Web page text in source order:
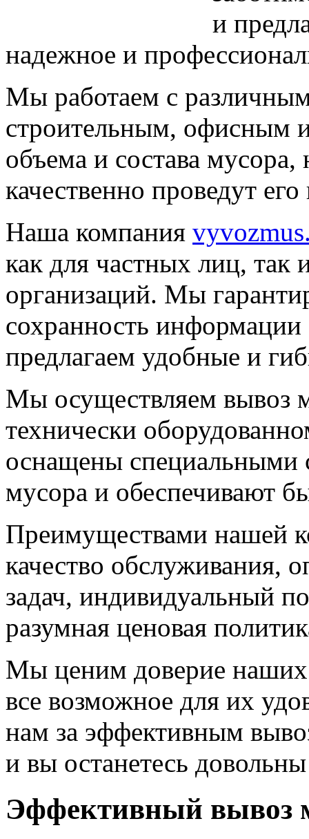
и
надежное и
Мы работаем с
строительным, офисным
объема и состава
качественно проведут
Наша компания
как для частных лиц, так
организаций. Мы
сохранность информации
предлагаем удобные и
Мы осуществляем вывоз
технически
оснащены специальными
мусора и обеспечивают
Преимуществами нашей
качество обслуживания,
задач, индивидуальный
разумная ценовая
Мы ценим доверие наших
все возможное для их
нам за эффективным
и вы останетесь
Эффективный вывоз